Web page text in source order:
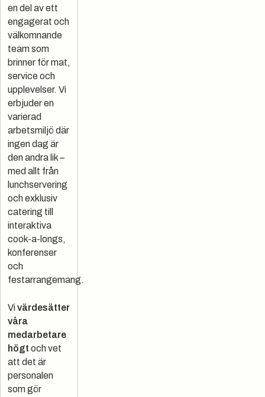
en del av ett
engagerat och
välkomnande
team som
brinner för mat,
service och
upplevelser. Vi
erbjuder en
varierad
arbetsmiljö där
ingen dag är
den andra lik –
med allt från
lunchservering
och exklusiv
catering till
interaktiva
cook-a-longs,
konferenser
och
festarrangemang.
Vivärdesätter
våra
medarbetare
högt och vet
att det är
personalen
som gör